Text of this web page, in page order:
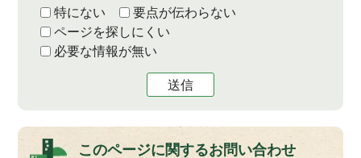
特にない
要点が伝わらない
ページを探しにくい
必要な情報が無い
送信
このページに関するお問い合わせ